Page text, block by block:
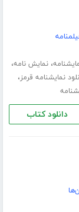
،نمایش نامه،
نمایشنامه قرمز،
دانلود کتاب